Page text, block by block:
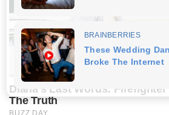
Diana’s Last Words:
The Truth
BUZZ DAY